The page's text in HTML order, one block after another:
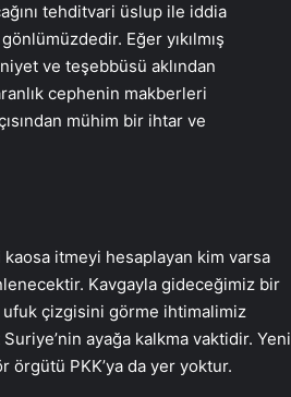
tehditvari üslup ile iddia
Eğer yıkılmış
ve teşebbüsü aklından
cephenin makberleri
mühim bir ihtar ve
itmeyi hesaplayan kim varsa
Kavgayla gideceğimiz bir
ufuk çizgisini görme ihtimalimiz
ayağa kalkma vaktidir. Yeni
örgütü PKK’ya da yer yoktur.